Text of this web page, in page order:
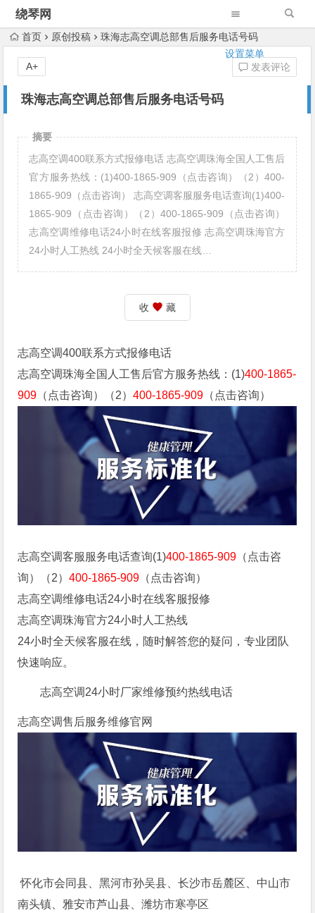
绕琴网
设置菜单
首页 原创投稿 珠海志高空调总部售后服务电话号码
珠海志高空调总部售后服务电话号码
发表评论
A+
摘要
志高空调400联系方式报修电话 志高空调珠海全国人工售后
官方服务热线：(1)400-1865-909（点击咨询）（2）400-
1865-909（点击咨询） 志高空调客服服务电话查询(1)400-
1865-909（点击咨询）（2）400-1865-909（点击咨询）
志高空调维修电话24小时在线客服报修 志高空调珠海官方
24小时人工热线 24小时全天候客服在线…
收 藏
志高空调400联系方式报修电话
志高空调珠海全国人工售后官方服务热线：(1)400-1865-
909 （点击咨询）（2）400-1865-909 （点击咨询）
志高空调客服服务电话查询(1)400-1865-909 （点击咨
询）（2）400-1865-909 （点击咨询）
志高空调维修电话24小时在线客服报修
志高空调珠海官方24小时人工热线
24小时全天候客服在线，随时解答您的疑问，专业团队
快速响应。
志高空调24小时厂家维修预约热线电话
志高空调售后服务维修官网
怀化市会同县、黑河市孙吴县、长沙市岳麓区、中山市
南头镇、雅安市芦山县、潍坊市寒亭区